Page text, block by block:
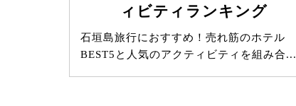
ィビティランキング
石垣島旅行におすすめ！売れ筋のホテル
BEST5と人気のアクティビティを組み合...